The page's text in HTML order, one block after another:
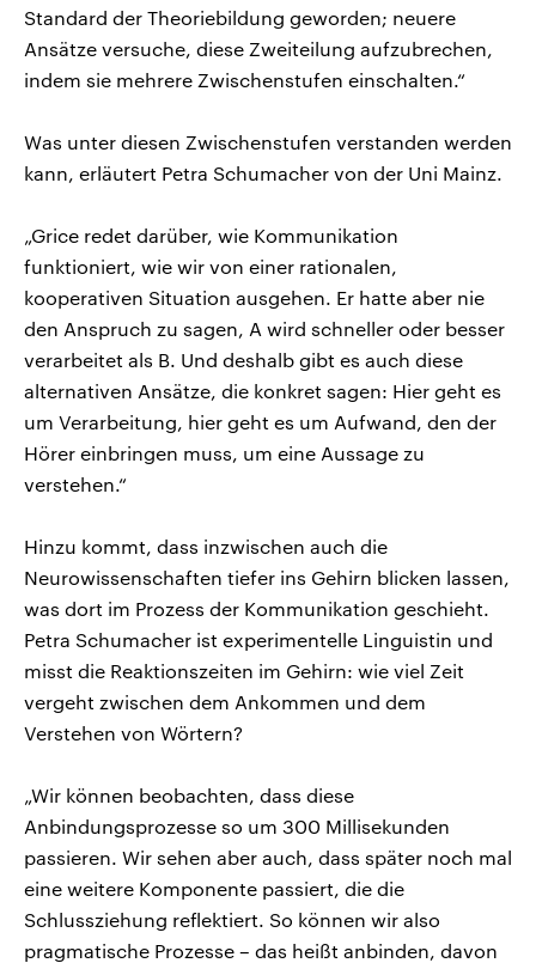
Standard der Theoriebildung geworden; neuere
Ansätze versuche, diese Zweiteilung aufzubrechen,
indem sie mehrere Zwischenstufen einschalten.“
Was unter diesen Zwischenstufen verstanden werden
kann, erläutert Petra Schumacher von der Uni Mainz.
„Grice redet darüber, wie Kommunikation
funktioniert, wie wir von einer rationalen,
kooperativen Situation ausgehen. Er hatte aber nie
den Anspruch zu sagen, A wird schneller oder besser
verarbeitet als B. Und deshalb gibt es auch diese
alternativen Ansätze, die konkret sagen: Hier geht es
um Verarbeitung, hier geht es um Aufwand, den der
Hörer einbringen muss, um eine Aussage zu
verstehen.“
Hinzu kommt, dass inzwischen auch die
Neurowissenschaften tiefer ins Gehirn blicken lassen,
was dort im Prozess der Kommunikation geschieht.
Petra Schumacher ist experimentelle Linguistin und
misst die Reaktionszeiten im Gehirn: wie viel Zeit
vergeht zwischen dem Ankommen und dem
Verstehen von Wörtern?
„Wir können beobachten, dass diese
Anbindungsprozesse so um 300 Millisekunden
passieren. Wir sehen aber auch, dass später noch mal
eine weitere Komponente passiert, die die
Schlussziehung reflektiert. So können wir also
pragmatische Prozesse – das heißt anbinden, davon